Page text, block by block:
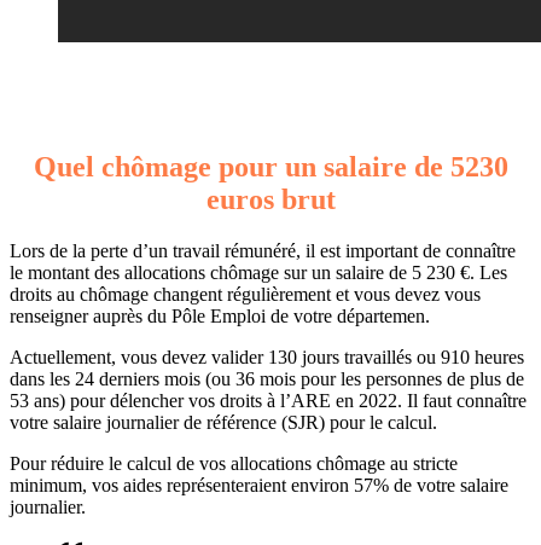
Quel chômage pour un salaire de 5230
euros brut
Lors de la perte d’un travail rémunéré, il est important de connaître
le montant des allocations chômage sur un salaire de 5 230 €. Les
droits au chômage changent régulièrement et vous devez vous
renseigner auprès du Pôle Emploi de votre départemen.
Actuellement, vous devez valider 130 jours travaillés ou 910 heures
dans les 24 derniers mois (ou 36 mois pour les personnes de plus de
53 ans) pour délencher vos droits à l’ARE en 2022. Il faut connaître
votre salaire journalier de référence (SJR) pour le calcul.
Pour réduire le calcul de vos allocations chômage au stricte
minimum, vos aides représenteraient environ 57% de votre salaire
journalier.